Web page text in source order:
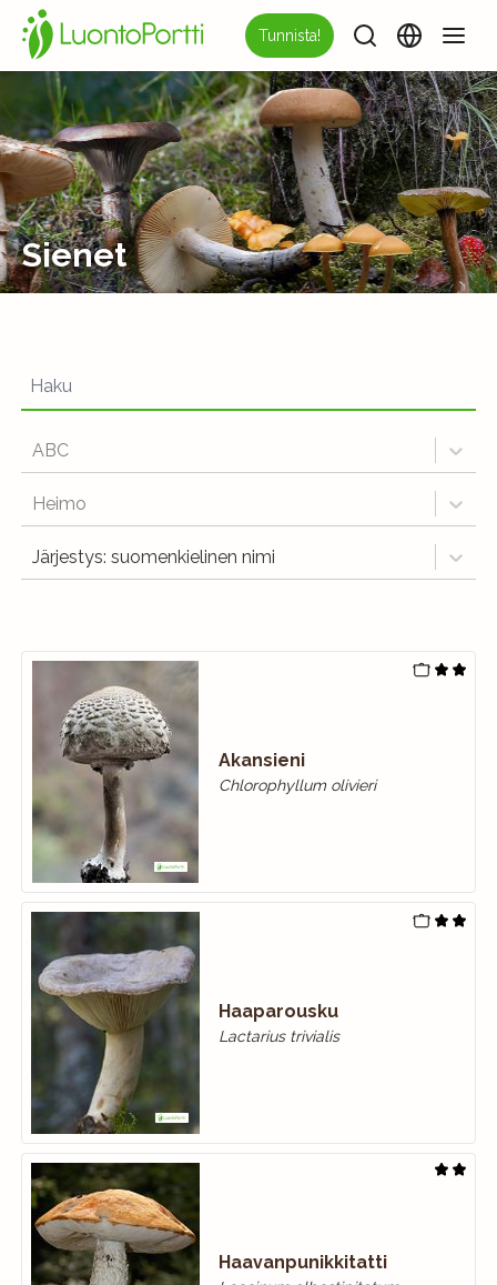
Tunnista!
Sienet
ABC
Heimo
Järjestys: suomenkielinen nimi
Akansieni
Chlorophyllum olivieri
Haaparousku
Lactarius trivialis
Haavanpunikkitatti